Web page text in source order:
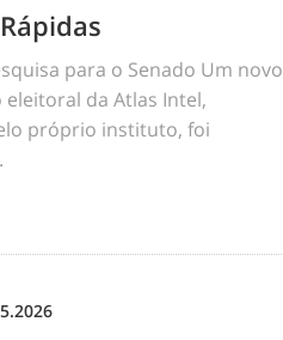
para o Senado Um novo
da Atlas Intel,
próprio instituto, foi